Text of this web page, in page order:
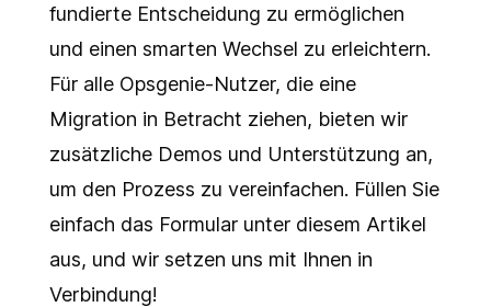
fundierte Entscheidung zu ermöglichen
und einen smarten Wechsel zu erleichtern.
Für alle Opsgenie-Nutzer, die eine
Migration in Betracht ziehen, bieten wir
zusätzliche Demos und Unterstützung an,
um den Prozess zu vereinfachen. Füllen Sie
einfach das Formular unter diesem Artikel
aus, und wir setzen uns mit Ihnen in
Verbindung!